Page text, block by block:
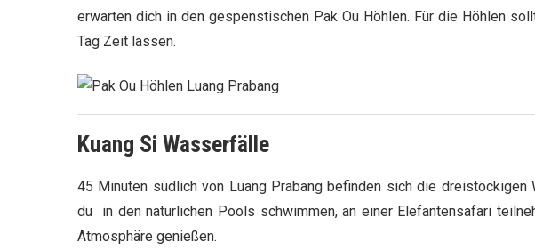
erwarten dich in den gespenstischen Pak Ou Höhlen. Für die Höhlen
Tag Zeit lassen.
Kuang Si Wasserfälle
45 Minuten südlich von Luang Prabang befinden sich die dreistöckigen
du in den natürlichen Pools schwimmen, an einer Elefantensafari
Atmosphäre genießen.